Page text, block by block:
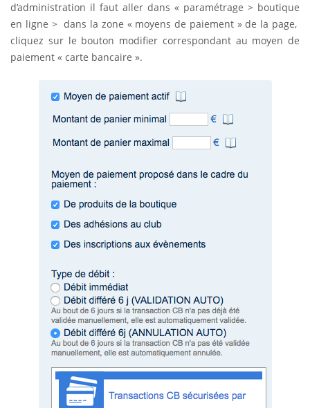
d’administration il faut aller dans « paramétrage > boutique
en ligne > dans la zone « moyens de paiement » de la page,
cliquez sur le bouton modifier correspondant au moyen de
paiement « carte bancaire ».